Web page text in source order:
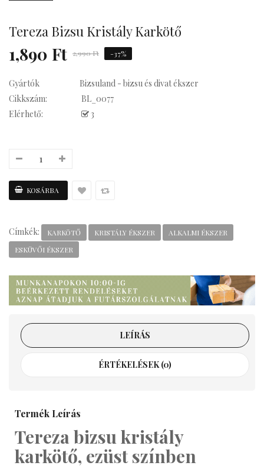
Tereza Bizsu Kristály Karkötő
1,890 Ft 2,990 Ft -37%
Gyártók
Bizsuland - bizsu és divat ékszer
Cikkszám:
BL_0077
Elérhető:
3
Címkék: KARKÖTŐ KRISTÁLY ÉKSZER
ALKALMI ÉKSZER
ESKÜVŐI ÉKSZER
LEÍRÁS
ÉRTÉKELÉSEK (0)
Termék Leírás
Tereza bizsu kristály
karkötő, ezüst színben